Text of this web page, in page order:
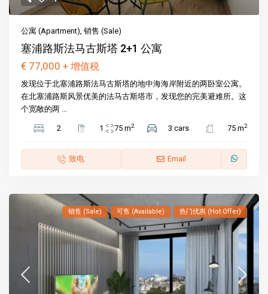
公寓 (Apartment),销售 (Sale)
塞浦路斯法马古斯塔 2+1 公寓
€ 77,000+ 增值税
发现位于北塞浦路斯法马古斯塔的地中海海岸附近的两卧室公寓。
在北塞浦路斯风景优美的法马古斯塔市，发现您的完美避难所。这
个宽敞的两 ...
2 1 75 m2 3 cars 75 m2
致电 Email
销售 (Sale) 可售 (Available) 热门优惠 (Hot Offer)